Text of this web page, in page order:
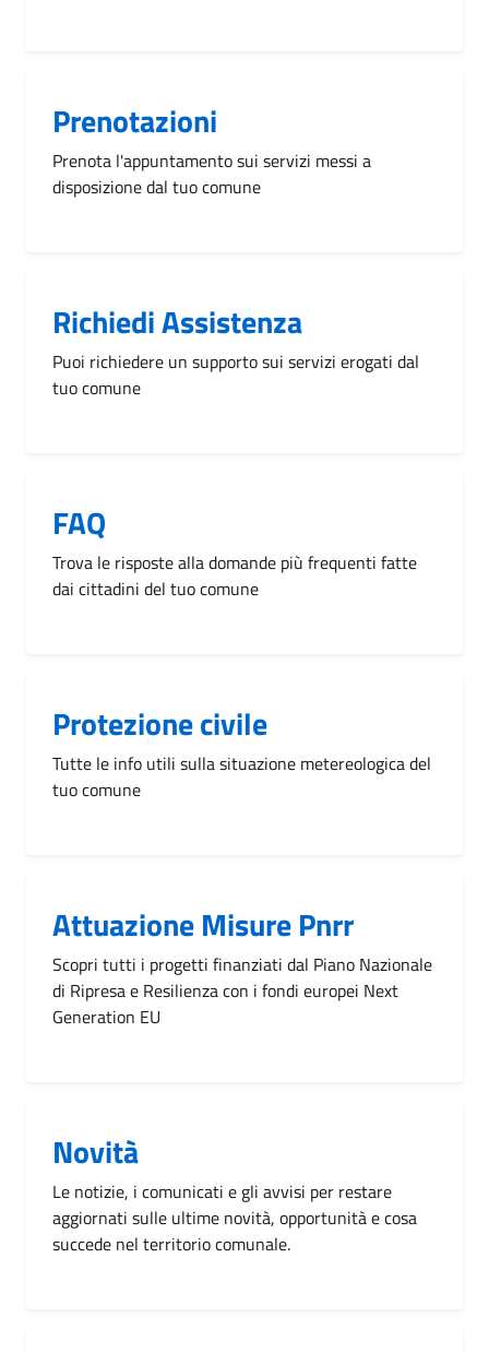
Prenotazioni
Prenota l'appuntamento sui servizi messi a
disposizione dal tuo comune
Richiedi Assistenza
Puoi richiedere un supporto sui servizi erogati dal
tuo comune
FAQ
Trova le risposte alla domande più frequenti fatte
dai cittadini del tuo comune
Protezione civile
Tutte le info utili sulla situazione metereologica del
tuo comune
Attuazione Misure Pnrr
Scopri tutti i progetti finanziati dal Piano Nazionale
di Ripresa e Resilienza con i fondi europei Next
Generation EU
Novità
Le notizie, i comunicati e gli avvisi per restare
aggiornati sulle ultime novità, opportunità e cosa
succede nel territorio comunale.